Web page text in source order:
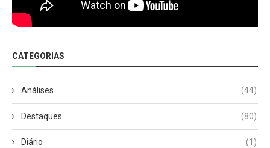
CATEGORIAS
Análises (44)
Destaques (80)
Diário (1)